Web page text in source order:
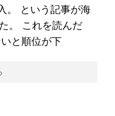
。 という記事が海
。 これを読んだ
と順位が下